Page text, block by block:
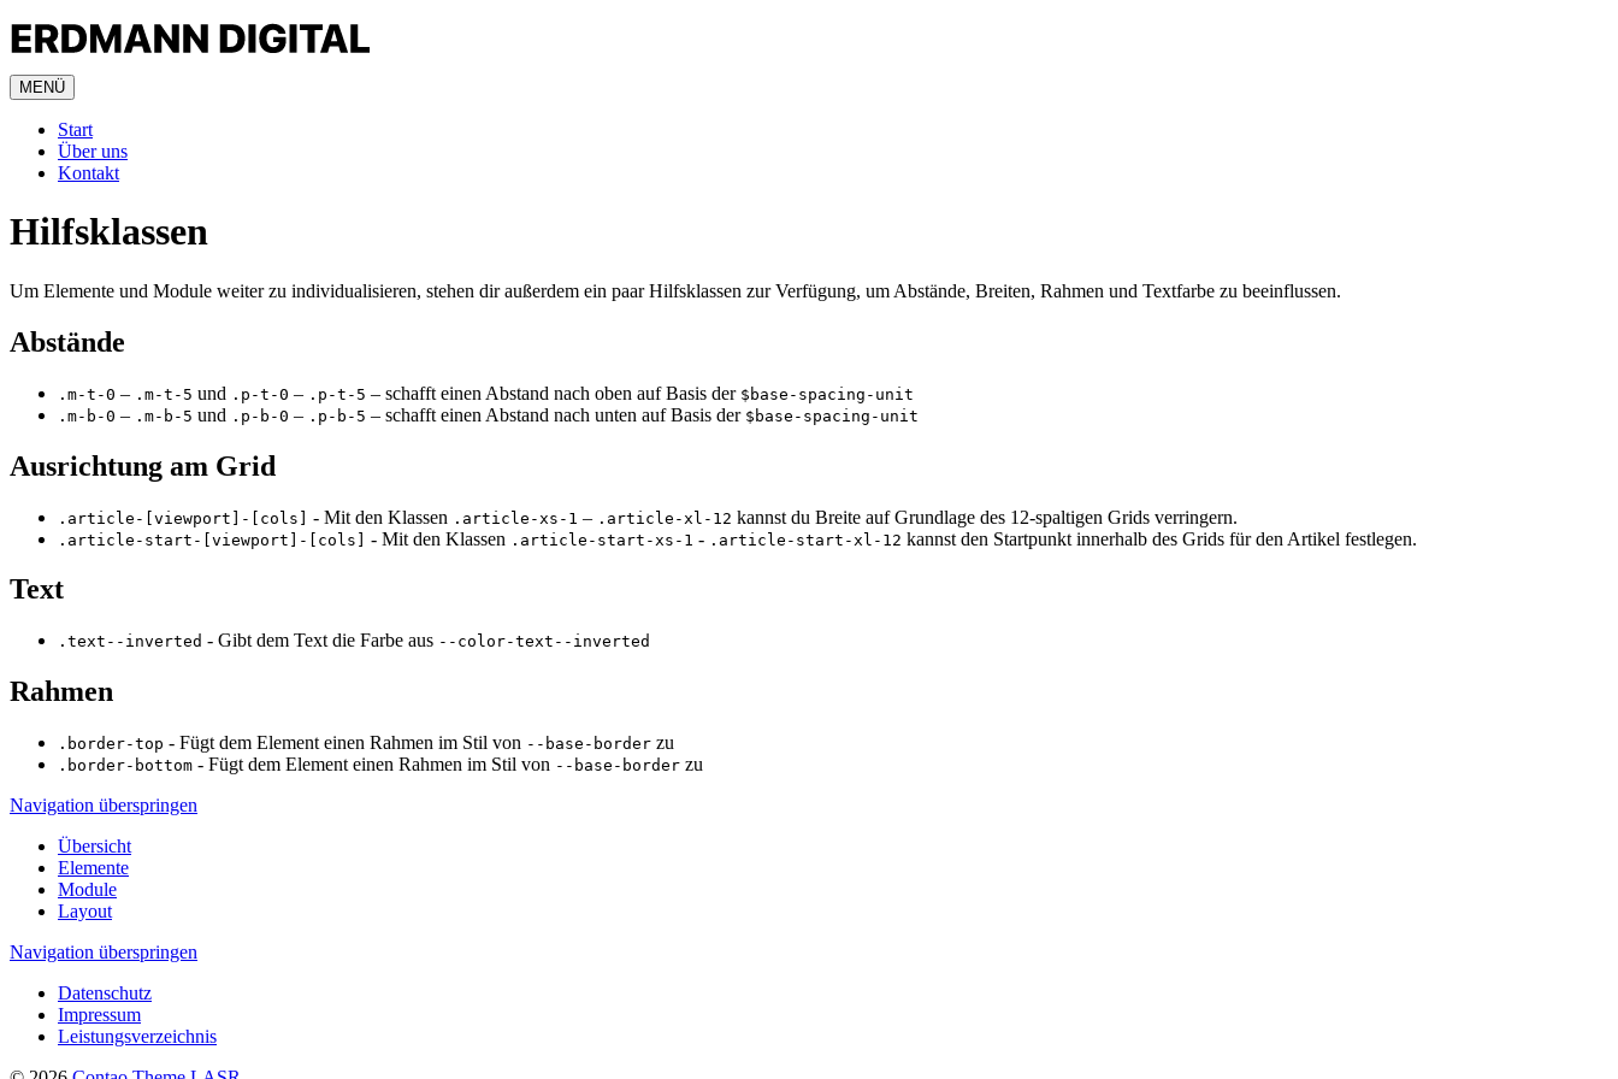
MENÜ
Start
Über uns
Kontakt
Hilfsklassen
Um Elemente und Module weiter zu individualisieren, stehen dir außerdem ein paar Hilfsklassen zur Verfügung, um Abstände, Breiten, Rahmen und Textfarbe zu beeinflussen.
Abstände
.m-t-0 – .m-t-5 und .p-t-0 – .p-t-5 – schafft einen Abstand nach oben auf Basis der $base-spacing-unit
.m-b-0 – .m-b-5 und .p-b-0 – .p-b-5 – schafft einen Abstand nach unten auf Basis der $base-spacing-unit
Ausrichtung am Grid
.article-[viewport]-[cols] - Mit den Klassen .article-xs-1 – .article-xl-12 kannst du Breite auf Grundlage des 12-spaltigen Grids verringern.
.article-start-[viewport]-[cols] - Mit den Klassen .article-start-xs-1 - .article-start-xl-12 kannst den Startpunkt innerhalb des Grids für den Artikel festlegen.
Text
.text--inverted - Gibt dem Text die Farbe aus --color-text--inverted
Rahmen
.border-top - Fügt dem Element einen Rahmen im Stil von --base-border zu
.border-bottom - Fügt dem Element einen Rahmen im Stil von --base-border zu
Navigation überspringen
Übersicht
Elemente
Module
Layout
Navigation überspringen
Datenschutz
Impressum
Leistungsverzeichnis